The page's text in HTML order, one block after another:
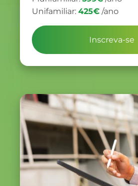
Unifamiliar: 425€ /ano
Inscreva-se